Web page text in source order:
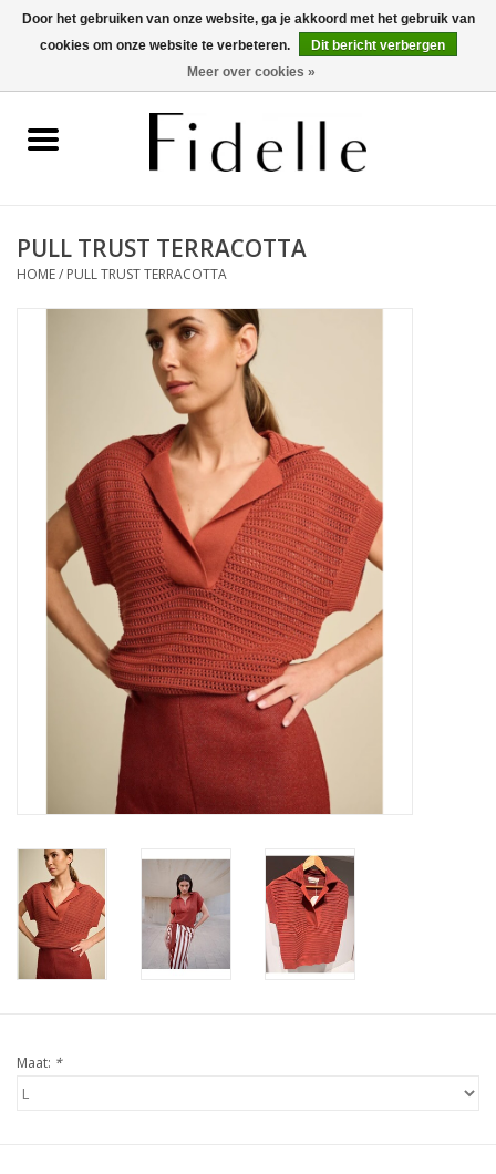
0 Artikelen - €0,00
PULL TRUST TERRACOTTA
HOME/ PULL TRUST TERRACOTTA
Maat: *
Door het gebruiken van onze website, ga je akkoord met het gebruik van
cookies om onze website te verbeteren.
Dit bericht verbergen
Meer over cookies »